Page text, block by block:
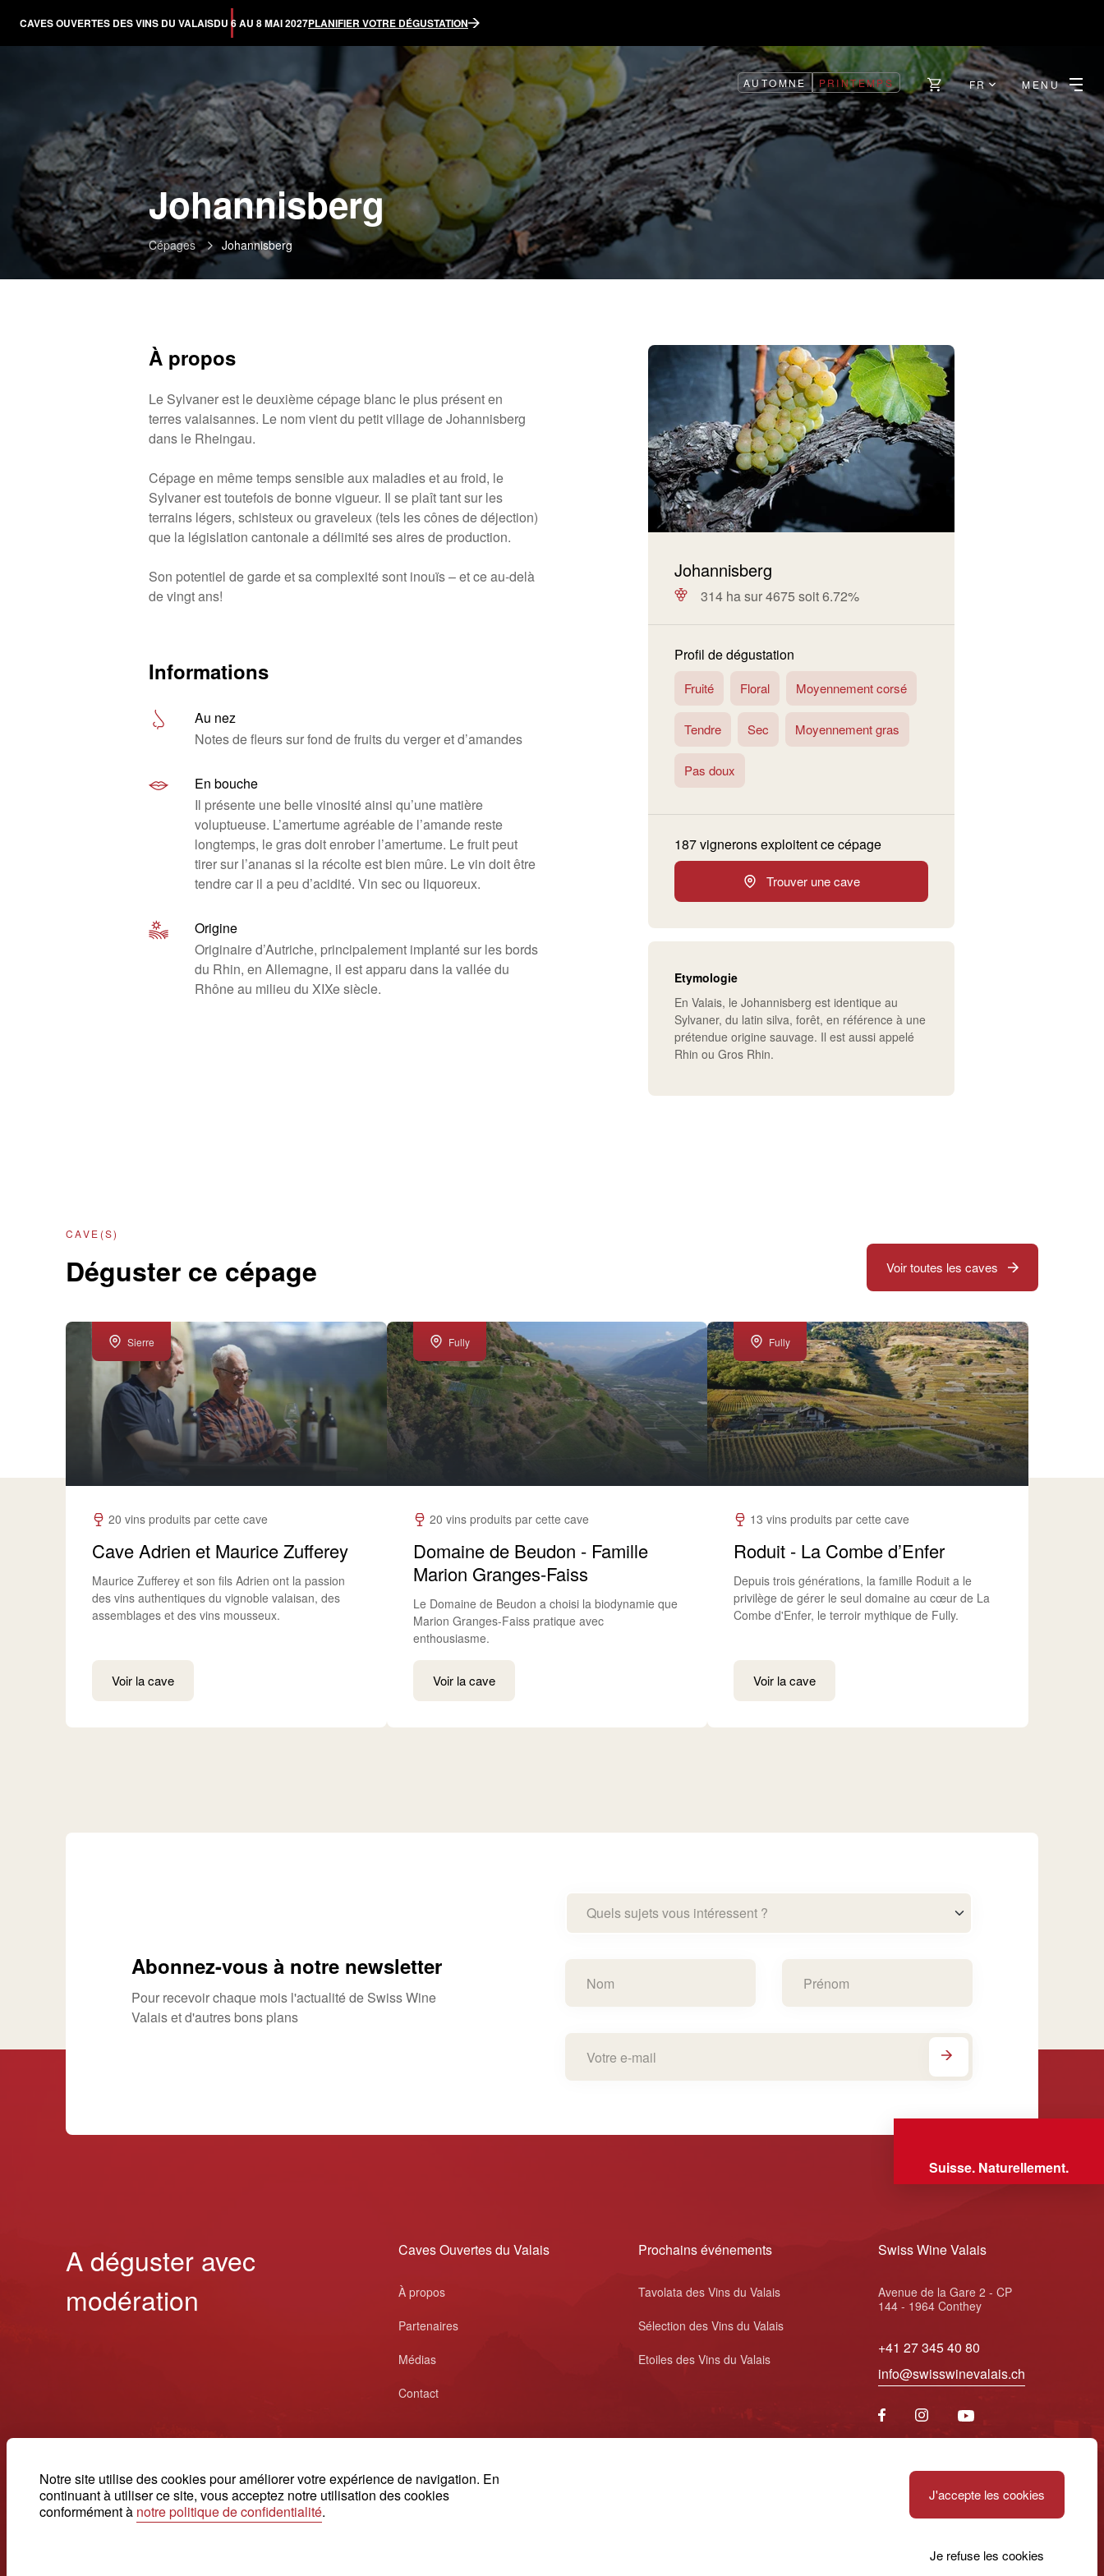
CAVES OUVERTES DES VINS DU VALAISDU 6 AU 8 MAI 2027PLANIFIER VOTRE DÉGUSTATION
AUTOMNE PRINTEMPS FR MENU
Johannisberg
Cépages Johannisberg
À propos
Le Sylvaner est le deuxième cépage blanc le plus présent en
terres valaisannes. Le nom vient du petit village de Johannisberg
dans le Rheingau.
Cépage en même temps sensible aux maladies et au froid, le
Sylvaner est toutefois de bonne vigueur. Il se plaît tant sur les
terrains légers, schisteux ou graveleux (tels les cônes de déjection)
que la législation cantonale a délimité ses aires de production.
Son potentiel de garde et sa complexité sont inouïs – et ce au-delà
de vingt ans!
Informations
Au nez
Notes de fleurs sur fond de fruits du verger et d’amandes
En bouche
Il présente une belle vinosité ainsi qu’une matière
voluptueuse. L’amertume agréable de l’amande reste
longtemps, le gras doit enrober l’amertume. Le fruit peut
tirer sur l’ananas si la récolte est bien mûre. Le vin doit être
tendre car il a peu d’acidité. Vin sec ou liquoreux.
Origine
Originaire d’Autriche, principalement implanté sur les bords
du Rhin, en Allemagne, il est apparu dans la vallée du
Rhône au milieu du XIXe siècle.
Johannisberg
314 ha sur 4675 soit 6.72%
Profil de dégustation
Fruité Floral Moyennement corsé
Tendre Sec Moyennement gras
Pas doux
187 vignerons exploitent ce cépage
Trouver une cave
Etymologie
En Valais, le Johannisberg est identique au
Sylvaner, du latin silva, forêt, en référence à une
prétendue origine sauvage. Il est aussi appelé
Rhin ou Gros Rhin.
CAVE(S)
Déguster ce cépage Voir toutes les caves
Sierre
20 vins produits par cette cave
Cave Adrien et Maurice Zufferey
Maurice Zufferey et son fils Adrien ont la passion
des vins authentiques du vignoble valaisan, des
assemblages et des vins mousseux.
Voir la cave
Fully
20 vins produits par cette cave
Domaine de Beudon - Famille
Marion Granges-Faiss
Le Domaine de Beudon a choisi la biodynamie que
Marion Granges-Faiss pratique avec
enthousiasme.
Voir la cave
Fully
13 vins produits par cette cave
Roduit - La Combe d’Enfer
Depuis trois générations, la famille Roduit a le
privilège de gérer le seul domaine au cœur de La
Combe d'Enfer, le terroir mythique de Fully.
Voir la cave
Notre site utilise des cookies pour améliorer votre expérience de navigation. En
continuant à utiliser ce site, vous acceptez notre utilisation des cookies
conformément à notre politique de confidentialité.
J'accepte les cookies
Je refuse les cookies
Abonnez-vous à notre newsletter
Pour recevoir chaque mois l'actualité de Swiss Wine
Valais et d'autres bons plans
Quels sujets vous intéressent ?
Suisse. Naturellement.
A déguster avec
modération
Caves Ouvertes du Valais
À propos
Partenaires
Médias
Contact
Prochains événements
Tavolata des Vins du Valais
Sélection des Vins du Valais
Etoiles des Vins du Valais
Swiss Wine Valais
Avenue de la Gare 2 - CP
144 - 1964 Conthey
+41 27 345 40 80
info@swisswinevalais.ch